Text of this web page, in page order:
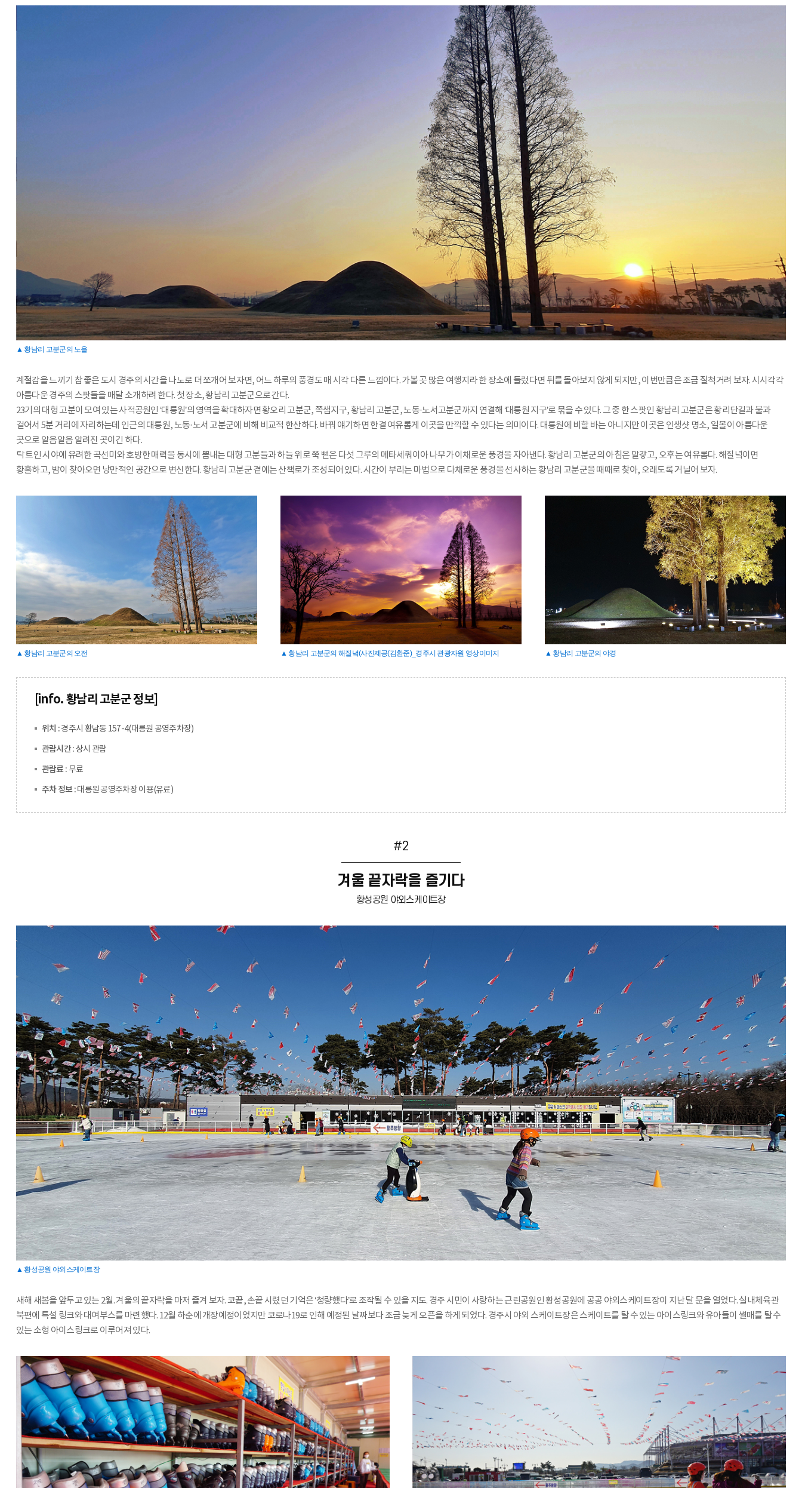
▲ 황남리 고분군의 노을
계절감을 느끼기 참 좋은 도시 경주의 시간을 나노로 더 쪼개어 보자면, 어느 하루의 풍경도 매 시각 다른 느낌이다. 가볼 곳 많은 여행지라 한 장소에 들렀다면 뒤를 돌아보지 않게 되지만, 이번만큼은 조금 질척거려 보자. 시시각각
아름다운 경주의 스팟들을 매달 소개하려 한다. 첫 장소, 황남리 고분군으로 간다.
23기의 대형 고분이 모여 있는 사적공원인 ‘대릉원’의 영역을 확대하자면 황오리 고분군, 쪽샘지구, 황남리 고분군, 노동·노서고분군까지 연결해 ‘대릉원 지구’로 묶을 수 있다. 그 중 한 스팟인 황남리 고분군은 황리단길과 불과
걸어서 5분 거리에 자리하는데 인근의 대릉원, 노동·노서 고분군에 비해 비교적 한산하다. 바꿔 얘기하면 한결 여유롭게 이곳을 만끽할 수 있다는 의미이다. 대릉원에 비할 바는 아니지만 이곳은 인생샷 명소, 일몰이 아름다운
곳으로 알음알음 알려진 곳이긴 하다.
탁 트인 시야에 유려한 곡선미와 호방한 매력을 동시에 뽐내는 대형 고분들과 하늘 위로 쭉 뻗은 다섯 그루의 메타세쿼이아 나무가 이채로운 풍경을 자아낸다. 황남리 고분군의 아침은 말갛고, 오후는 여유롭다. 해질녘이면
황홀하고, 밤이 찾아오면 낭만적인 공간으로 변신한다. 황남리 고분군 곁에는 산책로가 조성되어 있다. 시간이 부리는 마법으로 다채로운 풍경을 선사하는 황남리 고분군을 때때로 찾아, 오래도록 거닐어 보자.
▲ 황남리 고분군의 오전 ▲ 황남리 고분군의 해질녘(사진제공(김환준)_경주시 관광자원 영상이미지 ▲ 황남리 고분군의 야경
[info. 황남리 고분군 정보]
위치 :경주시 황남동 157-4(대릉원 공영주차장)
관람시간 :상시 관람
관람료 :무료
주차 정보 :대릉원 공영주차장 이용(유료)
#2
겨울 끝자락을 즐기다
황성공원 야외스케이트장
▲ 황성공원 야외스케이트장
새해 새봄을 앞두고 있는 2월. 겨울의 끝자락을 마저 즐겨 보자. 코끝, 손끝 시렸던 기억은 ‘청량했다’로 조작될 수 있을 지도. 경주 시민이 사랑하는 근린공원인 황성공원에 공공 야외스케이트장이 지난 달 문을 열었다. 실내체육관
북편에 특설 링크와 대여부스를 마련했다. 12월 하순에 개장예정이었지만 코로나19로 인해 예정된 날짜보다 조금 늦게 오픈을 하게 되었다. 경주시 야외 스케이트장은 스케이트를 탈 수 있는 아이스링크와 유아들이 썰매를 탈 수
있는 소형 아이스링크로 이루어져 있다.